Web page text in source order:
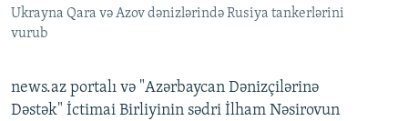
Ukrayna Qara və Azov dənizlərində Rusiya tankerlərini
vurub
news.az portalı və "Azərbaycan Dənizçilərinə
Dəstək" İctimai Birliyinin sədri İlham Nəsirovun